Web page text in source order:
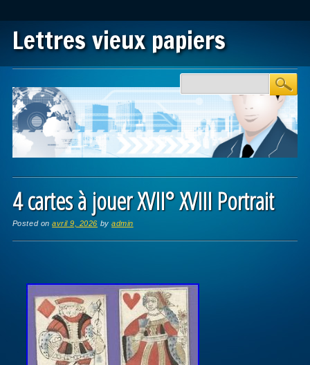
Lettres vieux papiers
Main menu
4 cartes à jouer XVII° XVIII Portrait
Posted onavril 9, 2026 byadmin